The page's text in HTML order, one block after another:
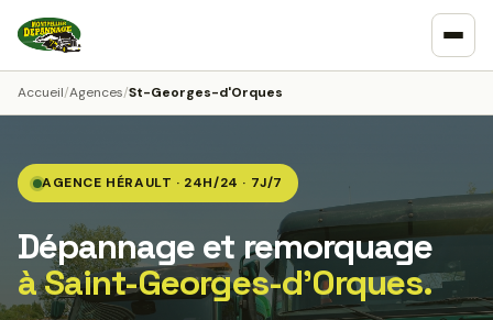
Accueil/Agences/St-Georges-d'Orques
AGENCE HÉRAULT · 24H/24 · 7J/7
Dépannage et remorquage
à Saint-Georges-d'Orques.